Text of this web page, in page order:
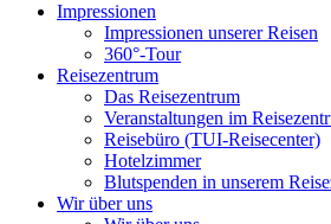
Impressionen
Impressionen unserer Reisen
360°-Tour
Reisezentrum
Das Reisezentrum
Veranstaltungen im
Reisebüro (TUI-Reisecenter)
Hotelzimmer
Blutspenden in unserem
Wir über uns